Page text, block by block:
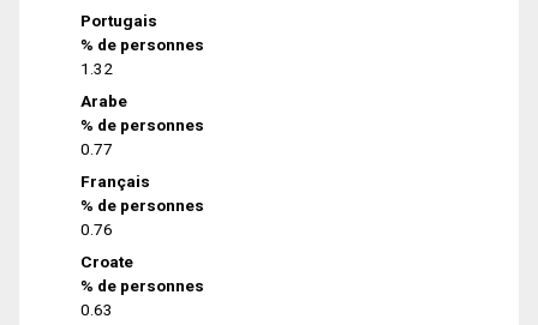
Portugais
% de personnes
1.32
Arabe
% de personnes
0.77
Français
% de personnes
0.76
Croate
% de personnes
0.63